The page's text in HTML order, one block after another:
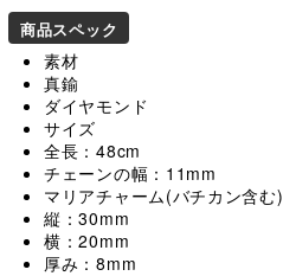
商品スペック
素材
真鍮
ダイヤモンド
サイズ
全長：48cm
チェーンの幅：11mm
マリアチャーム(バチカン含む)
縦：30mm
横：20mm
厚み：8mm